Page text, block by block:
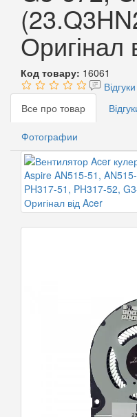
Оригінал
Код товару: 16061
Відгуки
Все про товар
Фотографии